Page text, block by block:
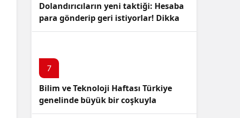
Dolandırıcıların yeni taktiği: Hesaba
para gönderip geri istiyorlar! Dikkat
Edin!
7
Bilim ve Teknoloji Haftası Türkiye
genelinde büyük bir coşkuyla
kutlandı: İşte Etkinlikler ve